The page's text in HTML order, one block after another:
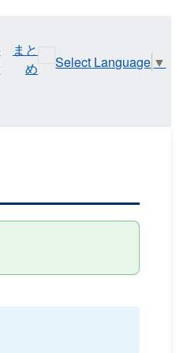
まと
め
Select Language ▼